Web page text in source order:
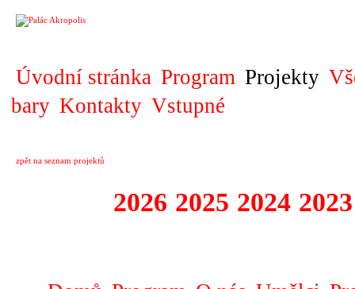
Úvodní stránka Program Projekty
bary Kontakty Vstupné
zpět na seznam projektů
2026 2025 2024 2023